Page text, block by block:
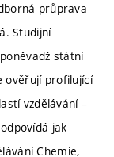
průprava
Studijní
státní
ověřují profilující
vzdělávání –
jak
Chemie,